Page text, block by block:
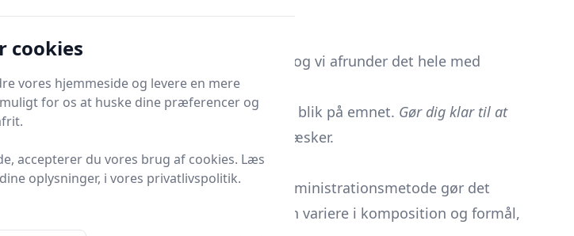
at træffe informerede købsbeslutninger, og vi afrunder det hele med
denne guide at give dig et 360-graders blik på emnet. Gør dig klar til at
til din ultimative guide til rektalvæsker.
gennem endetarmen. Denne administrationsmetode gør det
virke lokalt i tarmene.
kan variere i komposition og formål,
cookies
vores hjemmeside og levere en mere
for os at huske dine præferencer og
accepterer du vores brug af cookies. Læs
oplysninger, i vores privatlivspolitik.